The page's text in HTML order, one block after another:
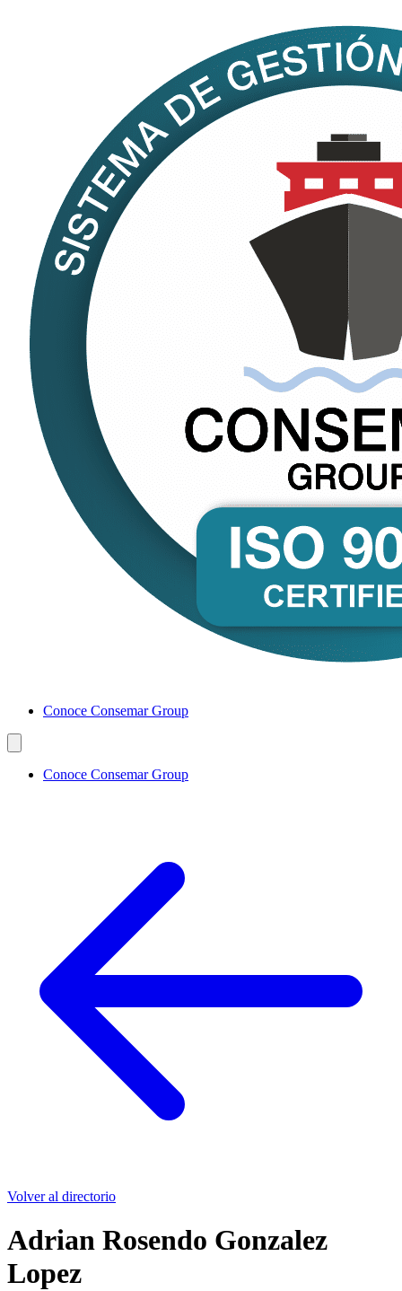
Conoce Consemar Group
Conoce Consemar Group
Volver al directorio
Adrian Rosendo Gonzalez
Lopez